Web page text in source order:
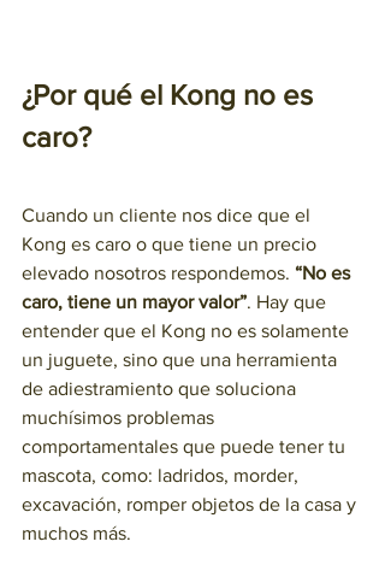
¿Por qué el Kong no es
caro?
Cuando un cliente nos dice que el
Kong es caro o que tiene un precio
elevado nosotros respondemos. “No es
caro, tiene un mayor valor”. Hay que
entender que el Kong no es solamente
un juguete, sino que una herramienta
de adiestramiento que soluciona
muchísimos problemas
comportamentales que puede tener tu
mascota, como: ladridos, morder,
excavación, romper objetos de la casa y
muchos más.